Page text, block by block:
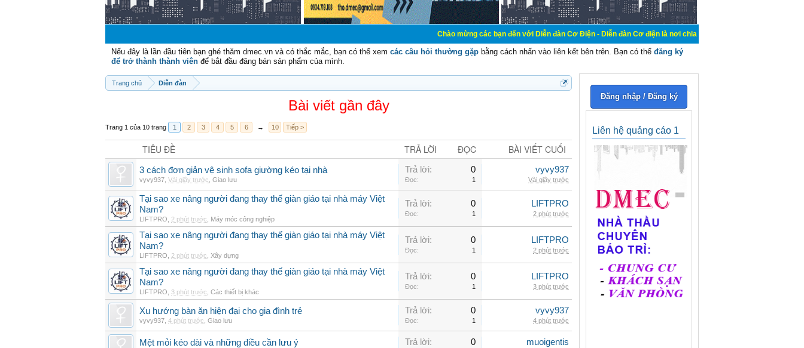
Chào mừng các bạn đến với Diễn đàn Cơ Điện - Diễn đàn Cơ điện là nơi chia sẽ kiến thức kinh nghiệm trong lãnh
Nếu đây là lần đầu tiên bạn ghé thăm dmec.vn và có thắc mắc, bạn có thể xem các câu hỏi thường gặp bằng cách nhấn vào liên kết bên trên. Bạn có thể đăng ký
để trở thành thành viên để bắt đầu đăng bán sản phẩm của mình.
Trang chủ Diễn đàn
Bài viết gần đây
Trang 1 của 10 trang 1 2 3 4 5 6 → 10 Tiếp >
TIÊU ĐỀ TRẢ LỜI ĐỌC BÀI VIẾT CUỐI
3 cách đơn giản vệ sinh sofa giường kéo tại nhà
vyvy937 Vài giây trước Giao lưu
Trả lời: 0
Đọc: 1
vyvy937
Vài giây trước
Tại sao xe nâng người đang thay thế giàn giáo tại nhà máy Việt
Nam?
LIFTPRO 2 phút trước Máy móc công nghiệp
Trả lời: 0
Đọc: 1
LIFTPRO
2 phút trước
Tại sao xe nâng người đang thay thế giàn giáo tại nhà máy Việt
Nam?
LIFTPRO 2 phút trước Xây dựng
Trả lời: 0
Đọc: 1
LIFTPRO
2 phút trước
Tại sao xe nâng người đang thay thế giàn giáo tại nhà máy Việt
Nam?
LIFTPRO 3 phút trước Các thiết bị khác
Trả lời: 0
Đọc: 1
LIFTPRO
3 phút trước
Xu hướng bàn ăn hiện đại cho gia đình trẻ
vyvy937 4 phút trước Giao lưu
Trả lời: 0
Đọc: 1
vyvy937
4 phút trước
Mệt mỏi kéo dài và những điều cần lưu ý Trả lời: 0 muoigentis
Đăng nhập / Đăng ký
Liên hệ quảng cáo 1